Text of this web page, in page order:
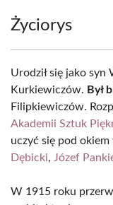
Życiorys
Urodził się jako syn
Kurkiewiczów. Był
Filipkiewiczów.
Akademii Sztuk
uczyć się pod
Dębicki, Józef
W 1915 roku